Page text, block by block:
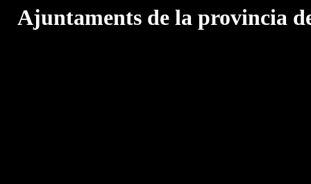
Ajuntaments de la provincia